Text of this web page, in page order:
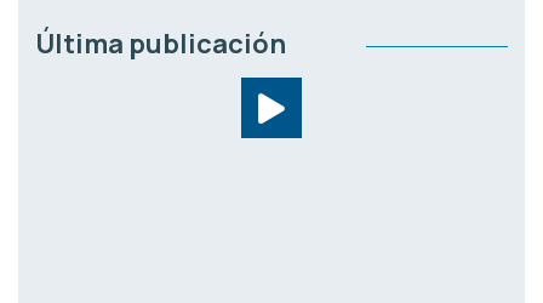
Última publicación